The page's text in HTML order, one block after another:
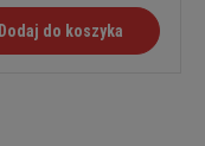
Dodaj do koszyka